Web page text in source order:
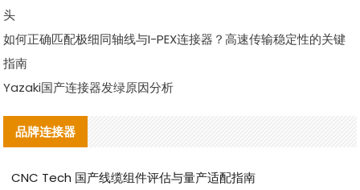
头
如何正确匹配极细同轴线与I-PEX连接器？高速传输稳定性的关键
指南
Yazaki国产连接器发绿原因分析
品牌连接器
CNC Tech 国产线缆组件评估与量产适配指南